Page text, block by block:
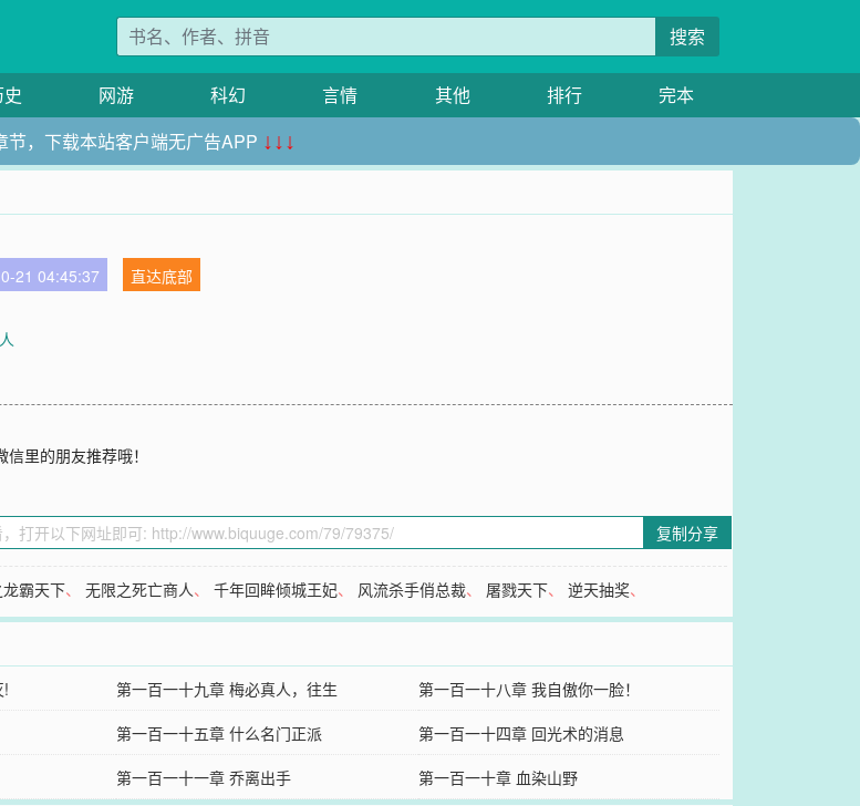
搜索
史 网游 科幻 言情 其他 排行
完本
节，下载本站客户端无广告APP ↓↓↓
21 04:45:37
直达底部
里的朋友推荐哦！
复制分享
霸天下、无限之死亡商人、千年回眸倾城王妃、 风流杀手俏总裁、 屠戮天下、逆天抽奖、
! 第一百一十九章 梅必真人，往生
第一百一十八章 我自傲你一脸！
第一百一十五章 什么名门正派
第一百一十四章 回光术的消息
第一百一十一章 乔离出手 第一百一十章 血染山野